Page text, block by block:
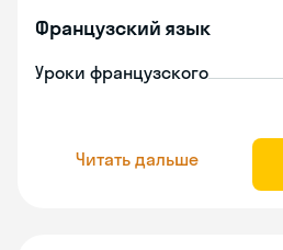
Французский язык
Уроки французского
Читать дальше